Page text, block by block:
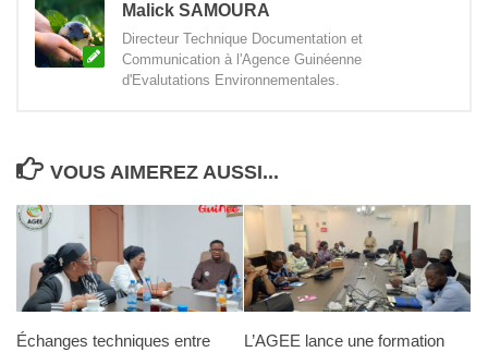
Malick SAMOURA
Directeur Technique Documentation et
Communication à l'Agence Guinéenne
d'Evalutations Environnementales.
VOUS AIMEREZ AUSSI...
Échanges techniques entre
L’AGEE lance une formation